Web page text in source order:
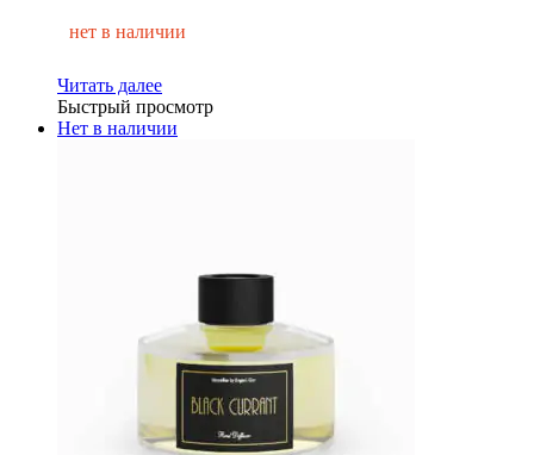
нет в наличии
Читать далее
Быстрый просмотр
Нет в наличии